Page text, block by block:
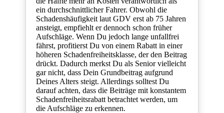
ein durchschnittlicher Fahrer. Obwohl die
Schadenshäufigkeit laut GDV erst ab 75 Jahren
ansteigt, empfiehlt er dennoch schon früher
Aufschläge. Wenn Du jedoch lange unfallfrei
fährst, profitierst Du von einem Rabatt in einer
höheren Schadenfreiheitsklasse, der den Beitrag
drückt. Dadurch merkst Du als Senior vielleicht
gar nicht, dass Dein Grundbeitrag aufgrund
Deines Alters steigt. Allerdings solltest Du
darauf achten, dass die Beiträge mit konstantem
Schadenfreiheitsrabatt betrachtet werden, um
die Aufschläge zu erkennen.